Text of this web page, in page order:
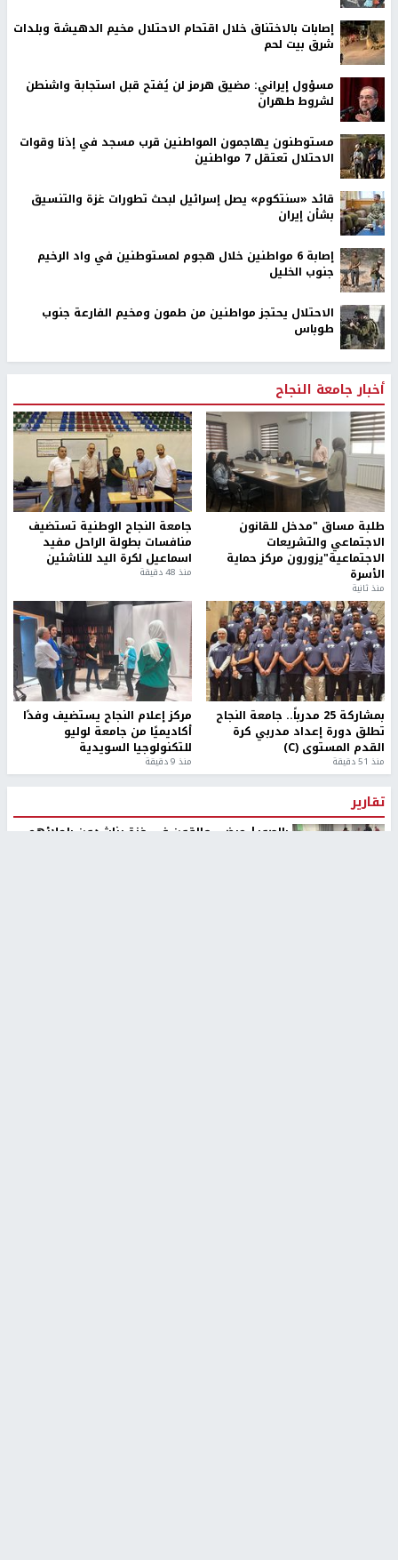
إصابات بالاختناق خلال اقتحام الاحتلال مخيم الدهيشة وبلدات
شرق بيت لحم
مسؤول إيراني: مضيق هرمز لن يُفتح قبل استجابة واشنطن
لشروط طهران
مستوطنون يهاجمون المواطنين قرب مسجد في إذنا وقوات
الاحتلال تعتقل 7 مواطنين
قائد «سنتكوم» يصل إسرائيل لبحث تطورات غزة والتنسيق
بشأن إيران
إصابة 6 مواطنين خلال هجوم لمستوطنين في واد الرخيم
جنوب الخليل
الاحتلال يحتجز مواطنين من طمون ومخيم الفارعة جنوب
طوباس
أخبار جامعة النجاح
طلبة مساق "مدخل للقانون
الاجتماعي والتشريعات
الاجتماعية"يزورون مركز حماية
الأسرة
منذ ثانية
جامعة النجاح الوطنية تستضيف
منافسات بطولة الراحل مفيد
اسماعيل لكرة اليد للناشئين
منذ 48 دقيقة
بمشاركة 25 مدرباً.. جامعة النجاح
تطلق دورة إعداد مدربي كرة
القدم المستوى (C)
منذ 51 دقيقة
مركز إعلام النجاح يستضيف وفدًا
أكاديميًا من جامعة لوليو
للتكنولوجيا السويدية
منذ 9 دقيقة
تقارير
بالصور| مرضى عالقون في غزة يناشدون بإجلائهم